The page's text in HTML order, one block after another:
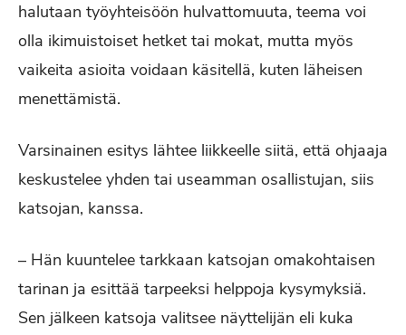
halutaan työyhteisöön hulvattomuuta, teema voi
olla ikimuistoiset hetket tai mokat, mutta myös
vaikeita asioita voidaan käsitellä, kuten läheisen
menettämistä.
Varsinainen esitys lähtee liikkeelle siitä, että ohjaaja
keskustelee yhden tai useamman osallistujan, siis
katsojan, kanssa.
– Hän kuuntelee tarkkaan katsojan omakohtaisen
tarinan ja esittää tarpeeksi helppoja kysymyksiä.
Sen jälkeen katsoja valitsee näyttelijän eli kuka